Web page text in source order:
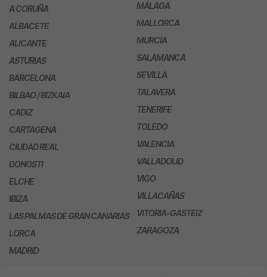
A CORUÑA
ALBACETE
ALICANTE
ASTURIAS
BARCELONA
BILBAO / BIZKAIA
CADIZ
CARTAGENA
CIUDAD REAL
DONOSTI
ELCHE
IBIZA
LAS PALMAS DE GRAN CANARIAS
LORCA
MADRID
MÁLAGA
MALLORCA
MURCIA
SALAMANCA
SEVILLA
TALAVERA
TENERIFE
TOLEDO
VALENCIA
VALLADOLID
VIGO
VILLACAÑAS
VITORIA-GASTEIZ
ZARAGOZA